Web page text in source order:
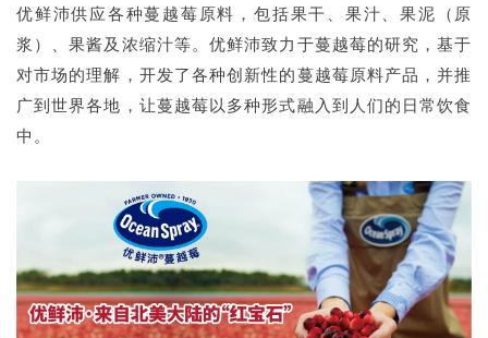
优鲜沛供应各种蔓越莓原料，包括果干、果汁、果泥（原
浆）、果酱及浓缩汁等。优鲜沛致力于蔓越莓的研究，基于
对市场的理解，开发了各种创新性的蔓越莓原料产品，并推
广到世界各地，让蔓越莓以多种形式融入到人们的日常饮食
中。